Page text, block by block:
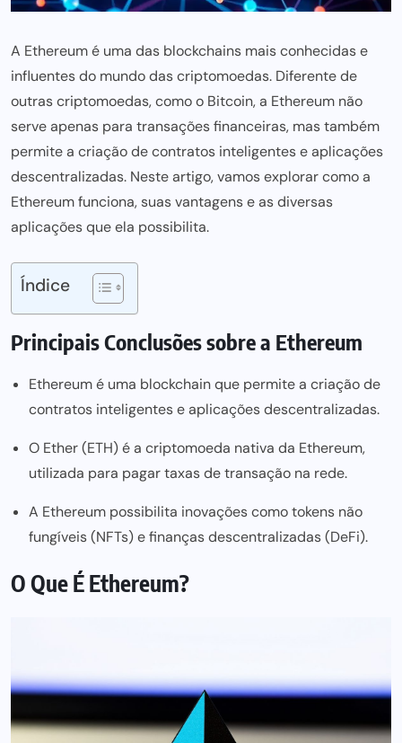
A Ethereum é uma das blockchains mais conhecidas e
influentes do mundo das criptomoedas. Diferente de
outras criptomoedas, como o Bitcoin, a Ethereum não
serve apenas para transações financeiras, mas também
permite a criação de contratos inteligentes e aplicações
descentralizadas. Neste artigo, vamos explorar como a
Ethereum funciona, suas vantagens e as diversas
aplicações que ela possibilita.
Índice
Principais Conclusões sobre a Ethereum
Ethereum é uma blockchain que permite a criação de
contratos inteligentes e aplicações descentralizadas.
O Ether (ETH) é a criptomoeda nativa da Ethereum,
utilizada para pagar taxas de transação na rede.
A Ethereum possibilita inovações como tokens não
fungíveis (NFTs) e finanças descentralizadas (DeFi).
O Que É Ethereum?